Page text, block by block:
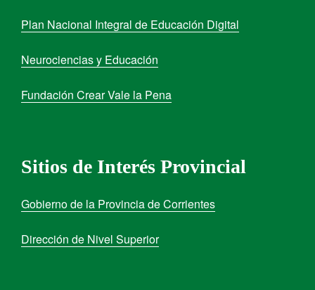
Plan Nacional Integral de Educación Digital
Neurociencias y Educación
Fundación Crear Vale la Pena
Sitios de Interés Provincial
Gobierno de la Provincia de Corrientes
Dirección de Nivel Superior